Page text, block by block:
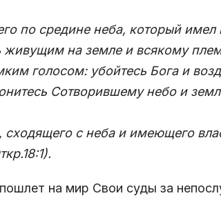
по средине неба, который имел
живущим на земле и всякому
голосом: убойтесь Бога и
Сотворившему небо и
сходящего с неба и имеющего
.
на мир Свои суды за